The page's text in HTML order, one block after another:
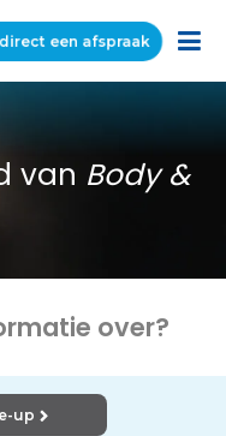
een afspraak
van Body &
over?
up